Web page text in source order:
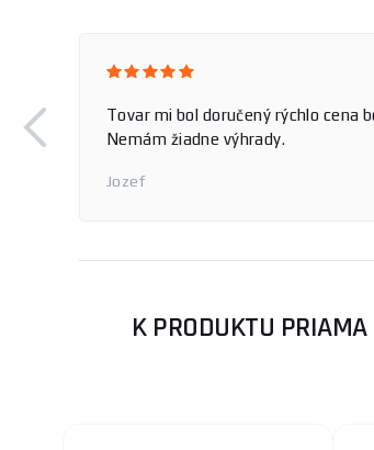
vytknúť, všetko v poriadku.
K PRODUKTU